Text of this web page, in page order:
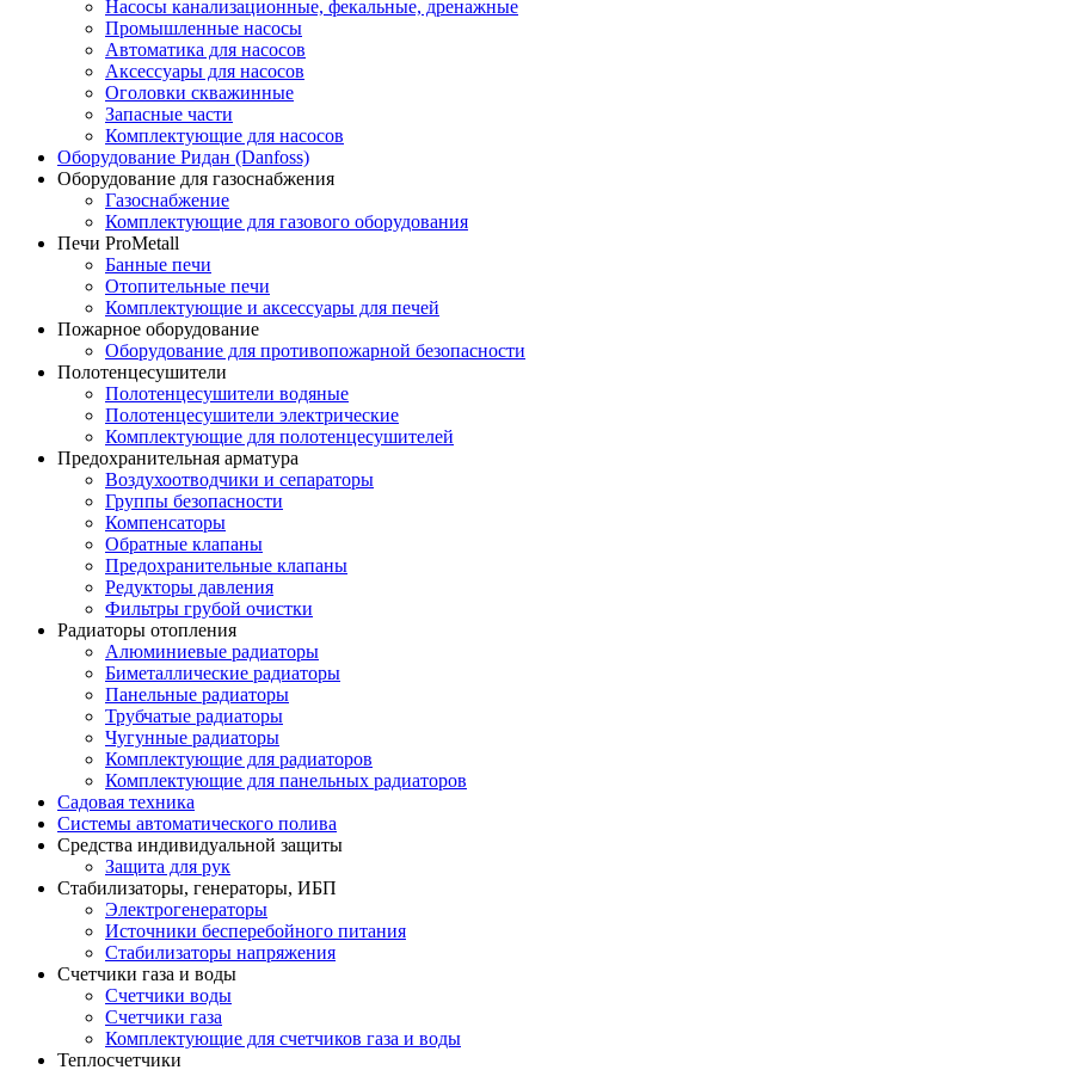
Насосы канализационные, фекальные, дренажные
Промышленные насосы
Автоматика для насосов
Аксессуары для насосов
Оголовки скважинные
Запасные части
Комплектующие для насосов
Оборудование Ридан (Danfoss)
Оборудование для газоснабжения
Газоснабжение
Комплектующие для газового оборудования
Печи ProMetall
Банные печи
Отопительные печи
Комплектующие и аксессуары для печей
Пожарное оборудование
Оборудование для противопожарной безопасности
Полотенцесушители
Полотенцесушители водяные
Полотенцесушители электрические
Комплектующие для полотенцесушителей
Предохранительная арматура
Воздухоотводчики и сепараторы
Группы безопасности
Компенсаторы
Обратные клапаны
Предохранительные клапаны
Редукторы давления
Фильтры грубой очистки
Радиаторы отопления
Алюминиевые радиаторы
Биметаллические радиаторы
Панельные радиаторы
Трубчатые радиаторы
Чугунные радиаторы
Комплектующие для радиаторов
Комплектующие для панельных радиаторов
Садовая техника
Системы автоматического полива
Средства индивидуальной защиты
Защита для рук
Стабилизаторы, генераторы, ИБП
Электрогенераторы
Источники бесперебойного питания
Стабилизаторы напряжения
Счетчики газа и воды
Счетчики воды
Счетчики газа
Комплектующие для счетчиков газа и воды
Теплосчетчики